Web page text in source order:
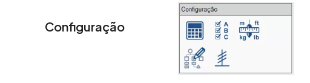
Configuração